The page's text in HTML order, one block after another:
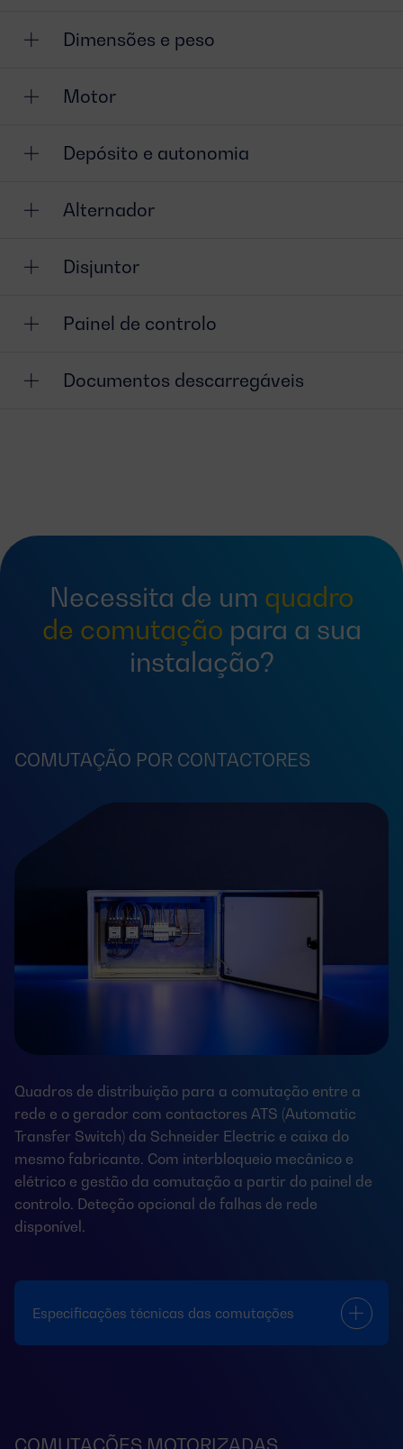
Dimensões e peso
Motor
Depósito e autonomia
Alternador
Disjuntor
Painel de controlo
Documentos descarregáveis
Necessita de um quadro
de comutação para a sua
instalação?
COMUTAÇÃO POR CONTACTORES
Quadros de distribuição para a comutação entre a
rede e o gerador com contactores ATS (Automatic
Transfer Switch) da Schneider Electric e caixa do
mesmo fabricante. Com interbloqueio mecânico e
elétrico e gestão da comutação a partir do painel de
controlo. Deteção opcional de falhas de rede
disponível.
Especificações técnicas das comutações